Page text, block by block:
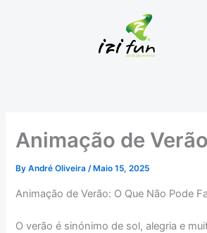
Animação de Verão
ByAndré Oliveira/ Maio 15, 2025
Animação de Verão: O Que Não Pode
O verão é sinónimo de sol, alegria e